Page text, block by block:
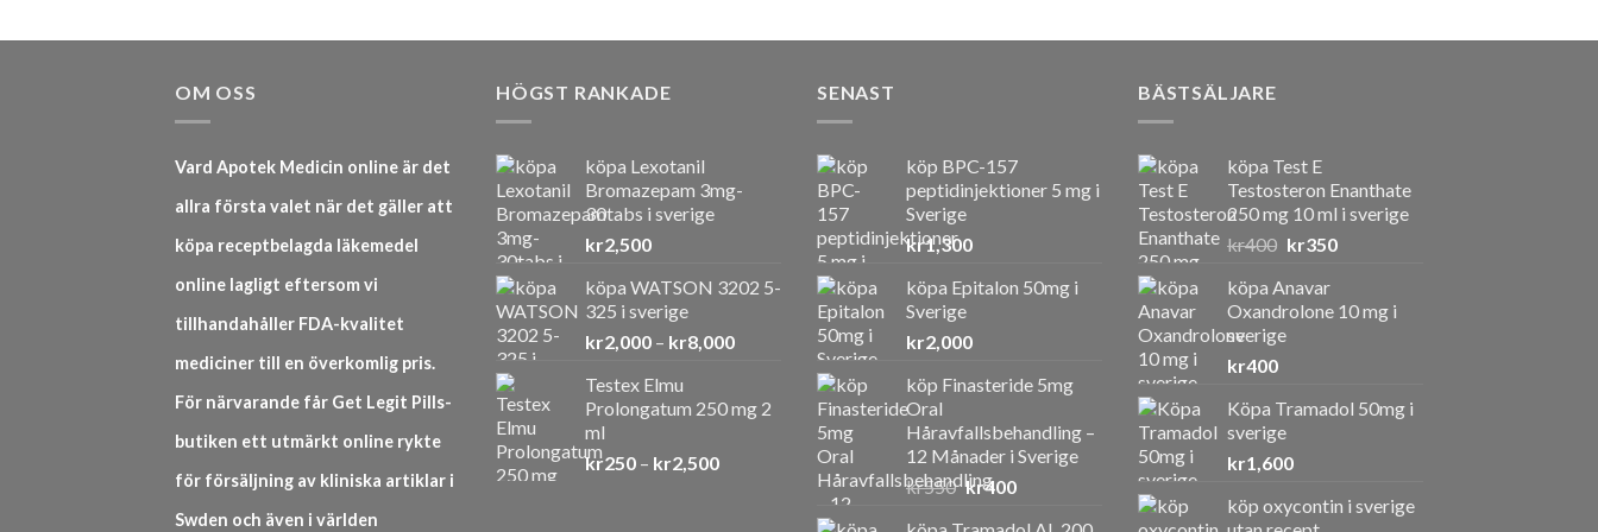
OM OSS
Vard Apotek Medicin online är det
allra första valet när det gäller att
köpa receptbelagda läkemedel
online lagligt eftersom vi
tillhandahåller FDA-kvalitet
mediciner till en överkomlig pris.
För närvarande får Get Legit Pills-
butiken ett utmärkt online rykte
för försäljning av kliniska artiklar i
Swden och även i världen
HÖGST RANKADE
köpa Lexotanil
Bromazepam 3mg-
30tabs i sverige
kr2,500
köpa WATSON 3202 5-
325 i sverige
kr2,000 – kr8,000Prisintervall:
kr8,000
Testex Elmu
Prolongatum 250 mg 2
ml
kr250 – kr2,500Prisintervall:
SENAST
köp BPC-157
peptidinjektioner 5 mg i
Sverige
kr1,300
köpa Epitalon 50mg i
Sverige
kr2,000
köp Finasteride 5mg
Oral
Håravfallsbehandling –
12 Månader i Sverige
kr550 Det
kr400Det
BÄSTSÄLJARE
köpa Test E
Testosteron Enanthate
250 mg 10 ml i sverige
kr400 Det
priset
var:
kr400.
kr350Det
är:
köpa Anavar
Oxandrolone 10 mg i
sverige
kr400
Köpa Tramadol 50mg i
sverige
kr1,600
köp oxycontin i sverige